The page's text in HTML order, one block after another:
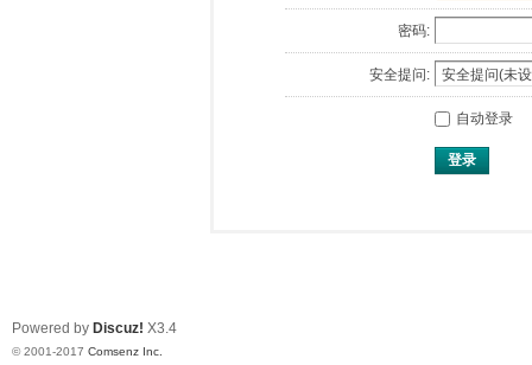
密码:
安全提问:
自动登录
登录
Powered by Discuz! X3.4
© 2001-2017 Comsenz Inc.